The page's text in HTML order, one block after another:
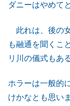
ダニーはやめて
此れは、後の
も融通を聞くこ
リ川の儀式もあ
ホラーは一般的
けかなとも思い